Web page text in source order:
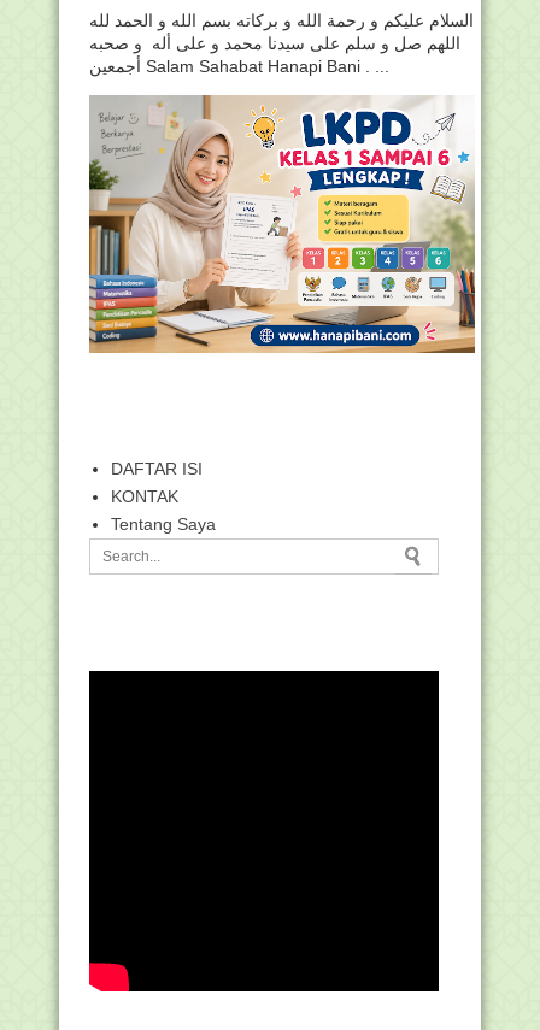
السلام عليكم و رحمة الله و بركاته بسم الله و الحمد لله
اللهم صل و سلم على سيدنا محمد و على أله و صحبه
أجمعين Salam Sahabat Hanapi Bani . ...
DAFTAR ISI
KONTAK
Tentang Saya